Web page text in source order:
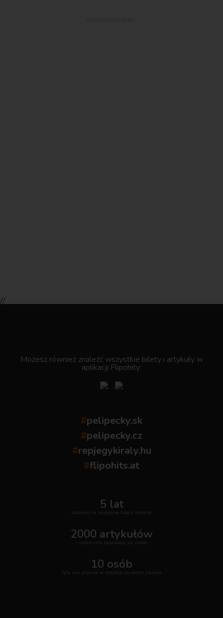
//
Możesz również znaleźć wszystkie bilety i artykuły w
aplikacji Flipohity:
#pelipecky.sk
#pelipecky.cz
#repjegykiraly.hu
#flipohits.at
5 lat
szukamy te najlepsze bilety lotnicze
2000 artykułów
i codziennie pojawiają się nowe
10 osób
tylu nas pracuje w redakcji na całym świecie